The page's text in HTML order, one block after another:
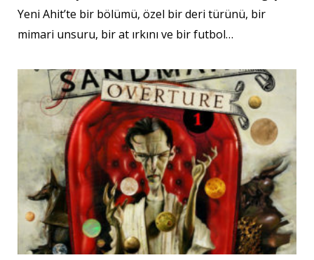
Yeni Ahit’te bir bölümü, özel bir deri türünü, bir
mimari unsuru, bir at ırkını ve bir futbol…